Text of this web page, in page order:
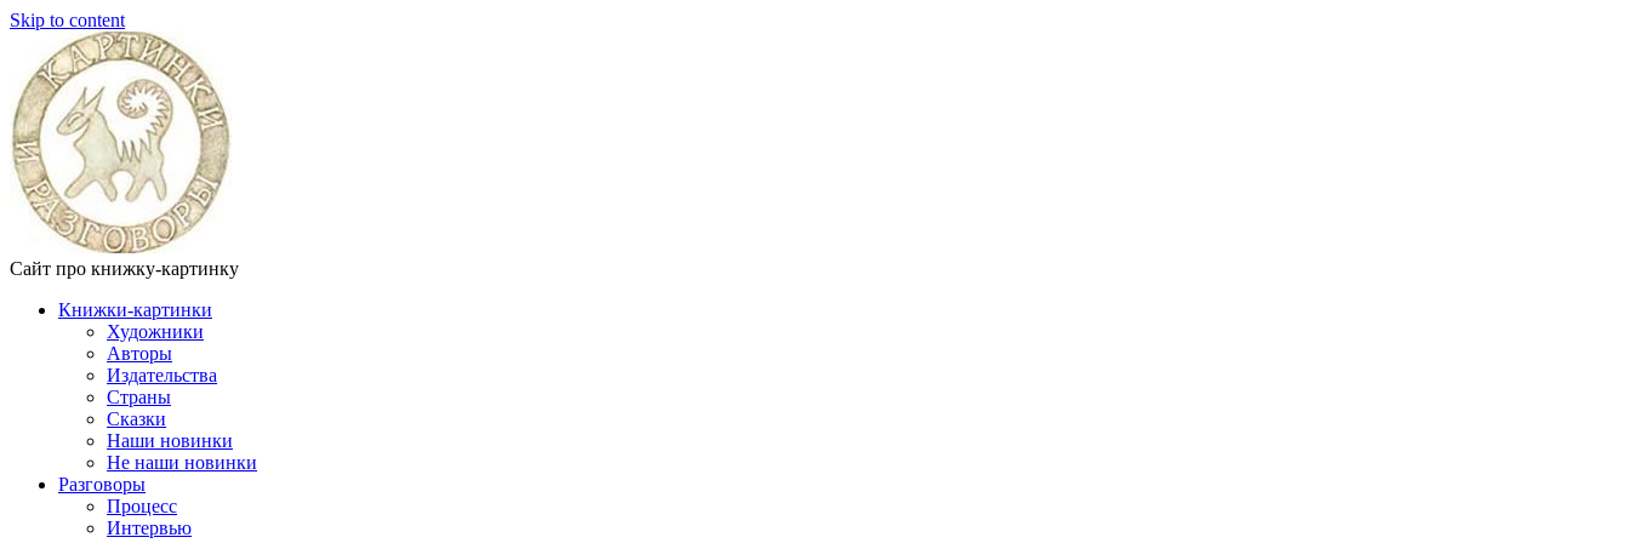
Skip to content
Сайт про книжку-картинку
Книжки-картинки
Художники
Авторы
Издательства
Страны
Сказки
Наши новинки
Не наши новинки
Разговоры
Процесс
Интервью